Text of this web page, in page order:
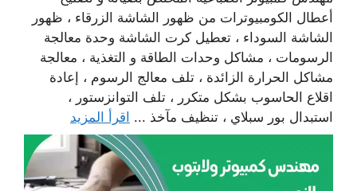
أعطال الكومبيوترات من ظهور الشاشة الزرقاء ، ظهور
الشاشة السوداء ، تعطيل كرت الشاشة وحدة معالجة
الرسومات ، مشاكل وحدات الطاقة و التغذية ، معالجة
مشاكل الحرارة الزائدة ، تلف معالج الرسوم ، إعادة
اقلاع الحاسوب بشكل متكرر ، تلف التوانزستور ،
استبدال بور سبلاي ، تنظيف مآخذ ... اقرأ المزيد